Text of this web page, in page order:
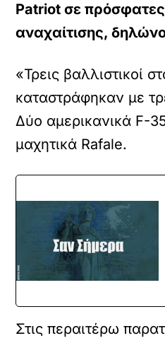
Patriot σε
αναχαίτισης,
«Τρεις βαλλιστικοί
καταστράφηκαν με
Δύο αμερικανικά F-
μαχητικά Rafale.
Στις περαιτέρω